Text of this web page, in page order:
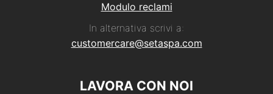
Modulo reclami
In alternativa scrivi a:
customercare@setaspa.com
LAVORA CON NOI